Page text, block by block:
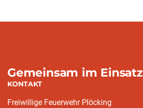
Gemeinsam im Einsatz
KONTAKT
Freiwillige Feuerwehr Plöcking